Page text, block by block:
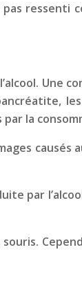
ressenti
Une
la
causés
par